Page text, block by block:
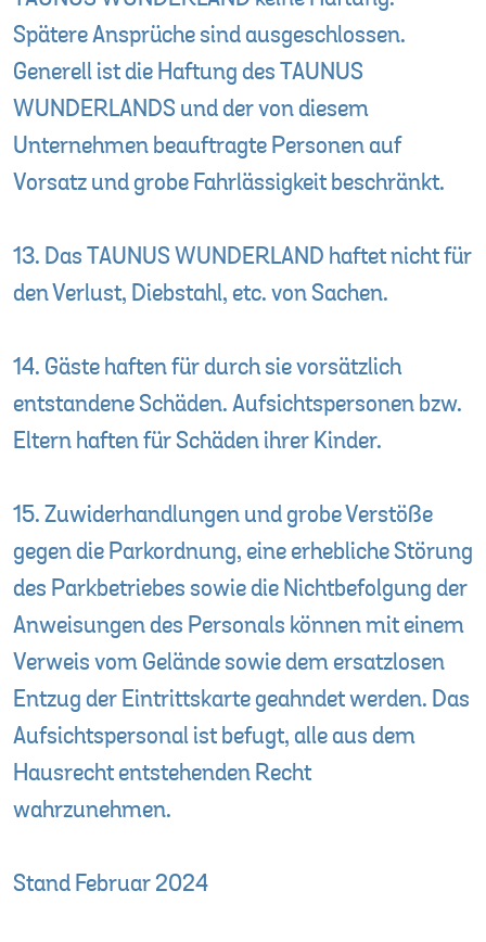
Spätere Ansprüche sind ausgeschlossen.
Generell ist die Haftung des TAUNUS
WUNDERLANDS und der von diesem
Unternehmen beauftragte Personen auf
Vorsatz und grobe Fahrlässigkeit beschränkt.
13. Das TAUNUS WUNDERLAND haftet nicht für
den Verlust, Diebstahl, etc. von Sachen.
14. Gäste haften für durch sie vorsätzlich
entstandene Schäden. Aufsichtspersonen bzw.
Eltern haften für Schäden ihrer Kinder.
15. Zuwiderhandlungen und grobe Verstöße
gegen die Parkordnung, eine erhebliche Störung
des Parkbetriebes sowie die Nichtbefolgung der
Anweisungen des Personals können mit einem
Verweis vom Gelände sowie dem ersatzlosen
Entzug der Eintrittskarte geahndet werden. Das
Aufsichtspersonal ist befugt, alle aus dem
Hausrecht entstehenden Recht
wahrzunehmen.
Stand Februar 2024